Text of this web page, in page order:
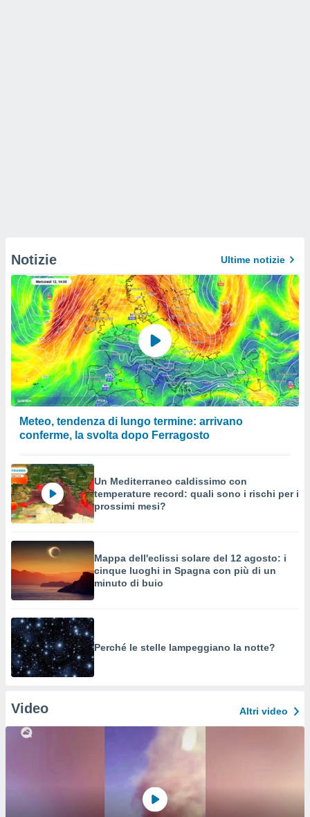
Notizie Ultime notizie
Meteo, tendenza di lungo termine: arrivano
conferme, la svolta dopo Ferragosto
Un Mediterraneo caldissimo con
temperature record: quali sono i rischi per i
prossimi mesi?
Mappa dell'eclissi solare del 12 agosto: i
cinque luoghi in Spagna con più di un
minuto di buio
Perché le stelle lampeggiano la notte?
Video Altri video